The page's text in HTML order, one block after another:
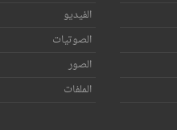
الفيديو
الصوتيات
الصور
الملفات